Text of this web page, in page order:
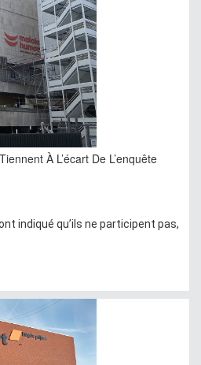
À L’écart De L’enquête
indiqué qu’ils ne participent pas,